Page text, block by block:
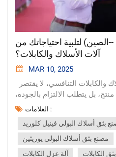
الصين) لتلبية احتياجاتك من
آلات الأسلاك والكابلات؟
MAR 10, 2025
بل يتطلب الالتزام بالجودة،
المتميزة، والقدرة على تلبية
في مصنعنا الكائن في مقاطعة
كل هذه المزايا وأكثر. إليك لماذا
لا تُضاهى باختياركم لنا، فإنكم
العلامات :
بثق أسلاك البولي فينيل كلوريد
مصنع بثق أسلاك البولي يوريثين
آلة عزل الكابلات
الكابلات